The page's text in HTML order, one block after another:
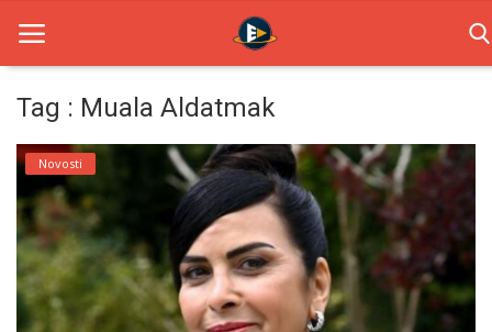
Home
Novosti
TV Serije
Filmovi
Tag : Muala Aldatmak
Novosti